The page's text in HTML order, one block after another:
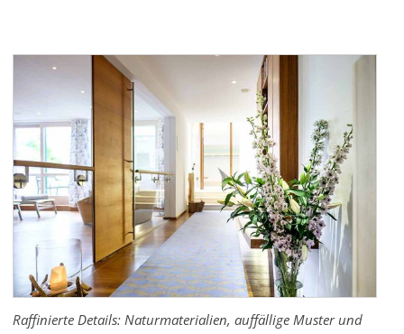
Raffinierte Details: Naturmaterialien, auffällige Muster und